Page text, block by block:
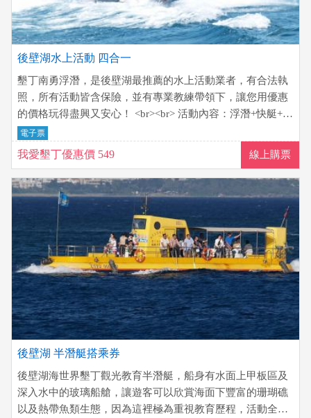
後壁湖水上活動 四合一
墾丁南勇浮潛，是後壁湖最推薦的水上活動業者，有合法執
照，所有活動皆含保險，並有專業教練帶領下，讓您用優惠
的價格玩得盡興又安心！ <br><br> 活動內容：浮潛+快艇+香
蕉船 以上3項 <br> 再任選 甜甜圈/海戰車(大腳丫)/水上摩托
車/大力水手 其中1項 <br> 浮潛部分教練會帶領1.5小時，結
束後仍可繼續使用全套裝備喔！
電子票
我愛墾丁優惠價 549 線上購票
後壁湖 半潛艇搭乘券
後壁湖海世界墾丁觀光教育半潛艇，船身有水面上甲板區及
深入水中的玻璃船艙，讓遊客可以欣賞海面下豐富的珊瑚礁
以及熱帶魚類生態，因為這裡極為重視教育歷程，活動全程